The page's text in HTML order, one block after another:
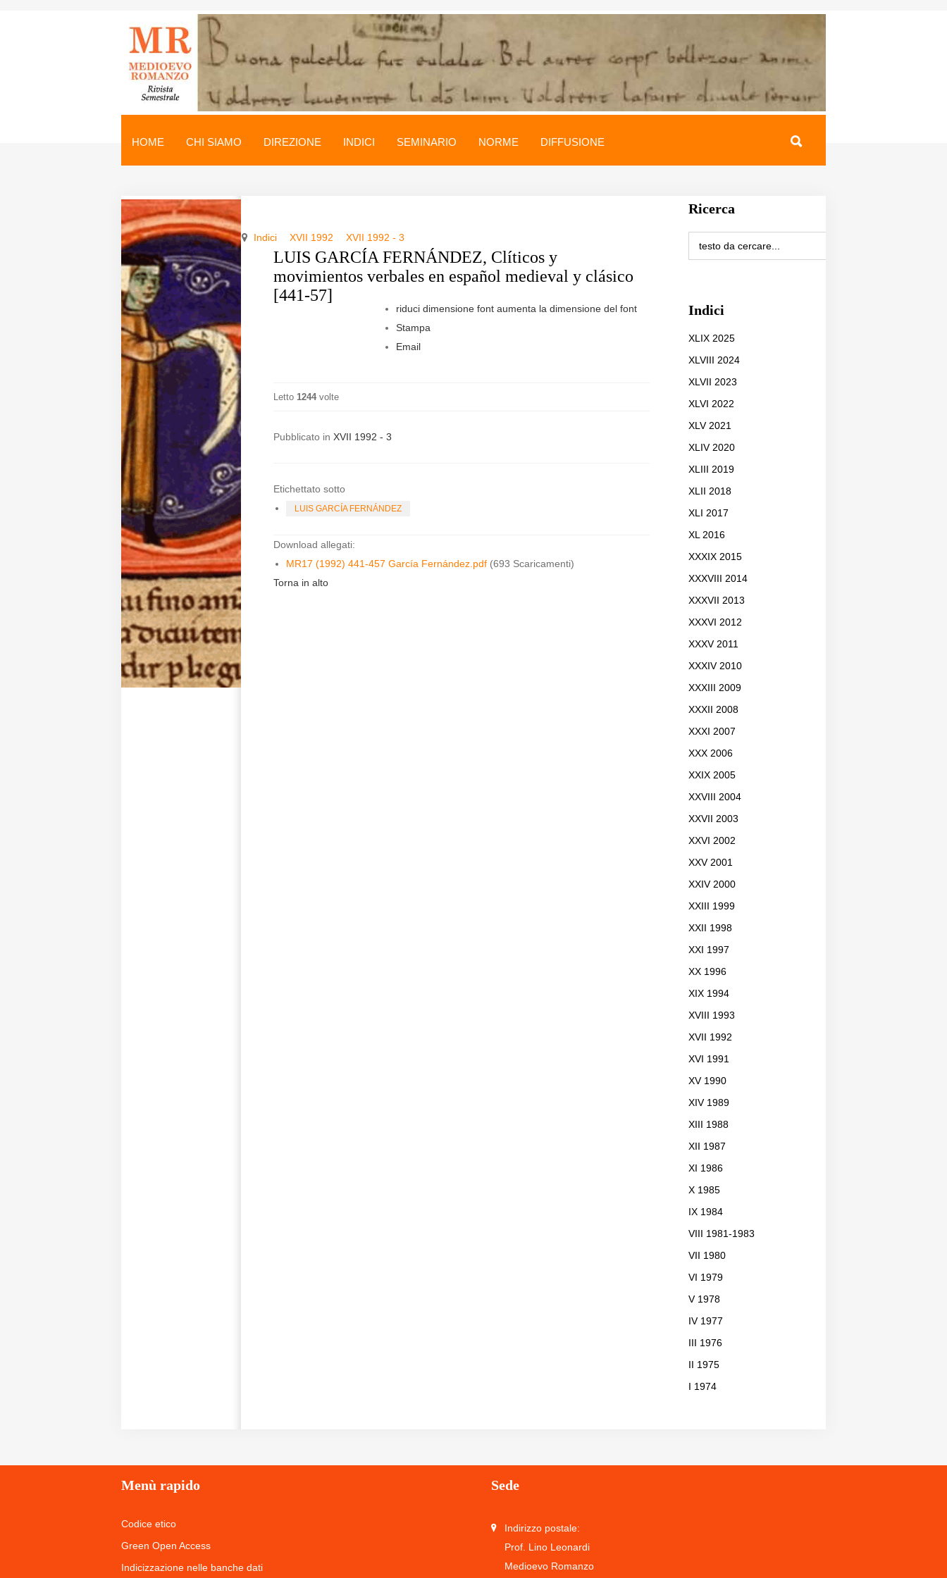
Medioevo Romanzo
direzione@medioevoromanzo.it
HOME CHI SIAMO DIREZIONE INDICI SEMINARIO NORME DIFFUSIONE
Indici XVII 1992 XVII 1992 - 3
LUIS GARCÍA FERNÁNDEZ, Clíticos y
movimientos verbales en español medieval y clásico
[441-57]
riduci dimensione font aumenta la dimensione del font
Stampa
Email
Letto 1244 volte
Pubblicato in XVII 1992 - 3
Etichettato sotto
LUIS GARCÍA FERNÁNDEZ
Download allegati:
MR17 (1992) 441-457 García Fernández.pdf (693 Scaricamenti)
Torna in alto
Ricerca
Indici
XLIX 2025
XLVIII 2024
XLVII 2023
XLVI 2022
XLV 2021
XLIV 2020
XLIII 2019
XLII 2018
XLI 2017
XL 2016
XXXIX 2015
XXXVIII 2014
XXXVII 2013
XXXVI 2012
XXXV 2011
XXXIV 2010
XXXIII 2009
XXXII 2008
XXXI 2007
XXX 2006
XXIX 2005
XXVIII 2004
XXVII 2003
XXVI 2002
XXV 2001
XXIV 2000
XXIII 1999
XXII 1998
XXI 1997
XX 1996
XIX 1994
XVIII 1993
XVII 1992
XVI 1991
XV 1990
XIV 1989
XIII 1988
XII 1987
XI 1986
X 1985
IX 1984
VIII 1981-1983
VII 1980
VI 1979
V 1978
IV 1977
III 1976
II 1975
I 1974
Menù rapido
Codice etico
Green Open Access
Indicizzazione nelle banche dati
Sede
Indirizzo postale:
Prof. Lino Leonardi
Medioevo Romanzo